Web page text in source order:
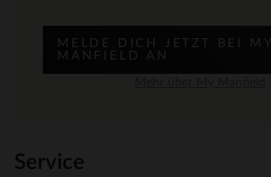
MELDE DICH JETZT BEI MY
MANFIELD AN
Service